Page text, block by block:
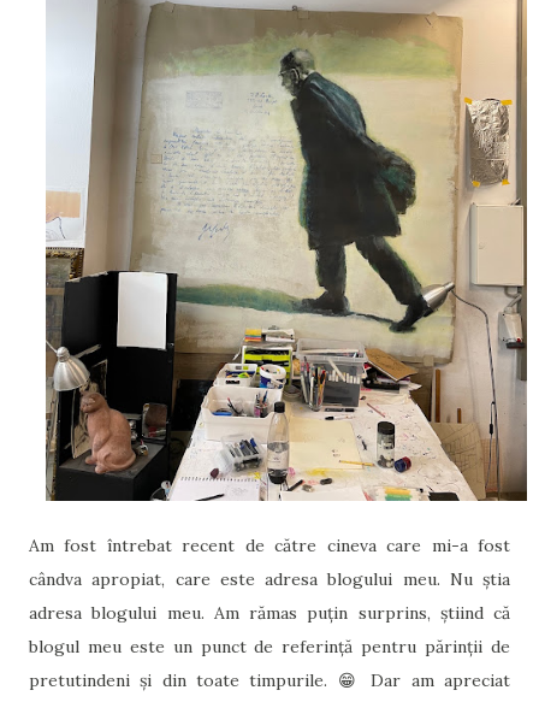
Am fost întrebat recent de către cineva care mi-a fost
cândva apropiat, care este adresa blogului meu. Nu știa
adresa blogului meu. Am rămas puțin surprins, știind că
blogul meu este un punct de referință pentru părinții de
pretutindeni și din toate timpurile. 😁 Dar am apreciat